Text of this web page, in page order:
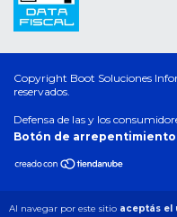
Al navegar por este sitio aceptás el
Copyright Boot Soluciones
reservados.
Defensa de las y los
Botón de arrepentimiento